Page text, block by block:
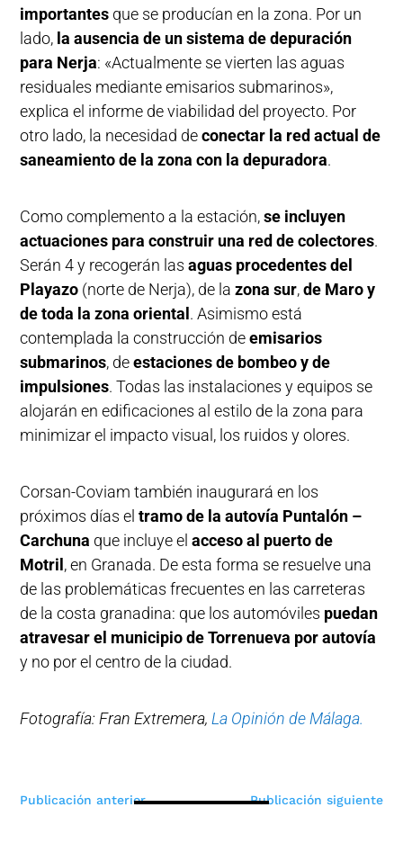
importantes que se producían en la zona. Por un
lado, la ausencia de un sistema de depuración
para Nerja: «Actualmente se vierten las aguas
residuales mediante emisarios submarinos»,
explica el informe de viabilidad del proyecto. Por
otro lado, la necesidad deconectar la red actual de
saneamiento de la zona con la depuradora.
Como complemento a la estación,se incluyen
actuaciones para construir una red de colectores.
Serán 4 y recogerán lasaguas procedentes del
Playazo (norte de Nerja), de lazona sur,de Maro y
de toda la zona oriental . Asimismo está
contemplada la construcción deemisarios
submarinos, deestaciones de bombeo y de
impulsiones. Todas las instalaciones y equipos se
alojarán en edificaciones al estilo de la zona para
minimizar el impacto visual, los ruidos y olores.
Corsan-Coviam también inaugurará en los
próximos días eltramo de la autovía Puntalón –
Carchuna que incluye elacceso al puerto de
Motril , en Granada. De esta forma se resuelve una
de las problemáticas frecuentes en las carreteras
de la costa granadina: que los automóviles puedan
atravesar el municipio de Torrenueva por autovía
y no por el centro de la ciudad.
Fotografía: Fran Extremera, La Opinión de Málaga.
Navegación
Publicación anterior Publicación siguiente